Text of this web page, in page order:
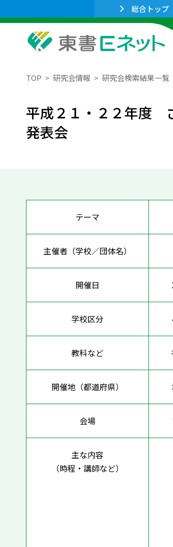
総合トップ
TOP 研究会情報 研究会検索結果一覧
平成２１・２２年度
発表会
テーマ
主催者（学校／団体名）
開催日
学校区分
教科など
開催地（都道府県）
会場
主な内容
（時程・講師など）